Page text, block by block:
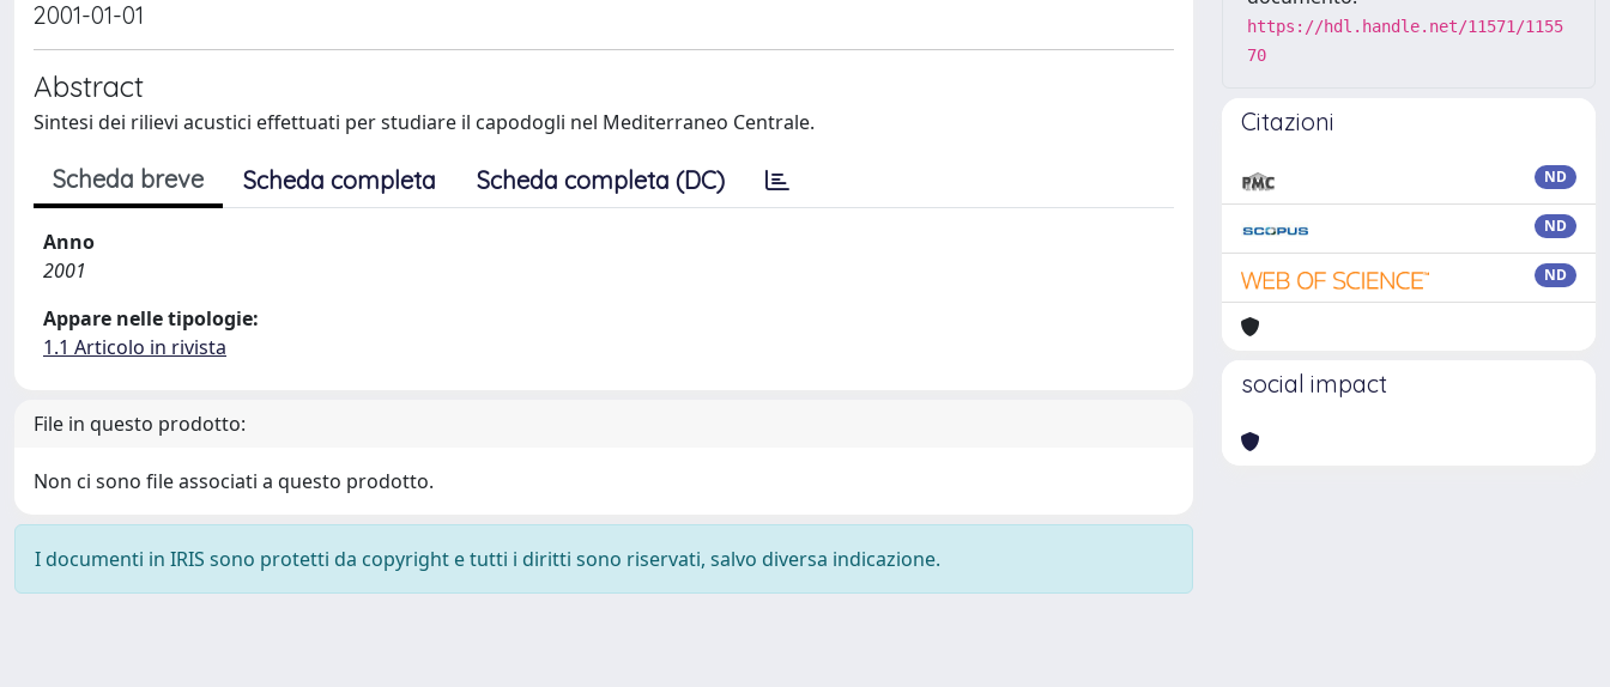
2001-01-01
Abstract
Sintesi dei rilievi acustici effettuati per studiare il capodogli nel Mediterraneo Centrale.
Scheda breve Scheda completa Scheda completa (DC)
Anno
2001
Appare nelle tipologie:
1.1 Articolo in rivista
File in questo prodotto:
Non ci sono file associati a questo prodotto.
I documenti in IRIS sono protetti da copyright e tutti i diritti sono riservati, salvo diversa indicazione.
https://hdl.handle.net/11571/1155
70
Citazioni
ND
ND
ND
social impact